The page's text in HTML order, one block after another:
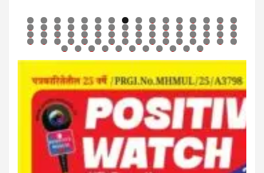
0 1 2 3 4 5 6
7 8 9 0 1 2 3 4 5 6 7 8 9 0 1 2
3 4 5 6 7 8 9 0 1 2 3 4 5 6 7 8
9 0 1 2 3 4 5 6 7 8 9 0 1 2 3 4
5 6 7 8 9 0 1 2 3 4 5